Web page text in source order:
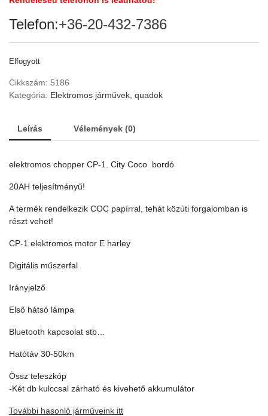
Telefon:+36-20-432-7386
Elfogyott
Cikkszám: 5186
Kategória: Elektromos járművek, quadok
Leírás Vélemények (0)
elektromos chopper CP-1. City Coco bordó
20AH teljesítményű!
A termék rendelkezik COC papírral, tehát közúti forgalomban is
részt vehet!
CP-1 elektromos motor E harley
Digitális műszerfal
Irányjelző
Első hátsó lámpa
Bluetooth kapcsolat stb…
Hatótáv 30-50km
Össz teleszkóp
-Két db kulccsal zárható és kivehető akkumulátor
További hasonló járműveink itt